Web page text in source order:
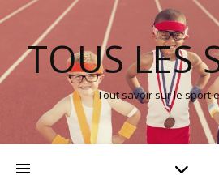
TOUS LES
Tout savoir sur le sport